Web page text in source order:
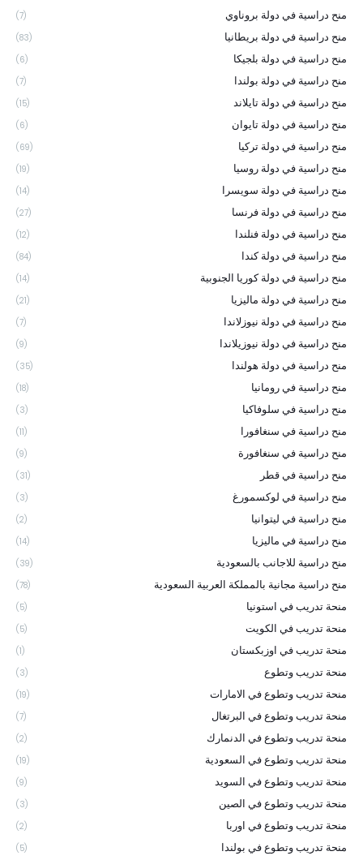
منح دراسية في دولة بروناوي
(7)
منح دراسية في دولة بريطانيا (83)
منح دراسية في دولة بلجيكا (6)
منح دراسية في دولة بولندا (7)
منح دراسية في دولة تايلاند (15)
منح دراسية في دولة تايوان (6)
منح دراسية في دولة تركيا (69)
منح دراسية في دولة روسيا (19)
منح دراسية في دولة سويسرا (14)
منح دراسية في دولة فرنسا (27)
منح دراسية في دولة فنلندا (12)
منح دراسية في دولة كندا (84)
منح دراسية في دولة كوريا الجنوبية (14)
منح دراسية في دولة ماليزيا (21)
منح دراسية في دولة نيوزلاندا (7)
منح دراسية في دولة نيوزيلاندا (9)
منح دراسية في دولة هولندا (35)
منح دراسية في رومانيا (18)
منح دراسية في سلوفاكيا (3)
منح دراسية في سنغافورا (11)
منح دراسية في سنغافورة (9)
منح دراسية في قطر (31)
منح دراسية في لوكسمورغ (3)
منح دراسية في ليتوانيا (2)
منح دراسية في ماليزيا (14)
منح دراسية للاجانب بالسعودية (39)
منح دراسية مجانية بالمملكة العربية السعودية (78)
منحة تدريب في استونيا (5)
منحة تدريب في الكويت (5)
منحة تدريب في اوزبكستان (1)
منحة تدريب وتطوع (3)
منحة تدريب وتطوع في الامارات (19)
منحة تدريب وتطوع في البرتغال (7)
منحة تدريب وتطوع في الدنمارك (2)
منحة تدريب وتطوع في السعودية (19)
منحة تدريب وتطوع في السويد (9)
منحة تدريب وتطوع في الصين (3)
منحة تدريب وتطوع في اوربا (2)
منحة تدريب وتطوع في بولندا (5)